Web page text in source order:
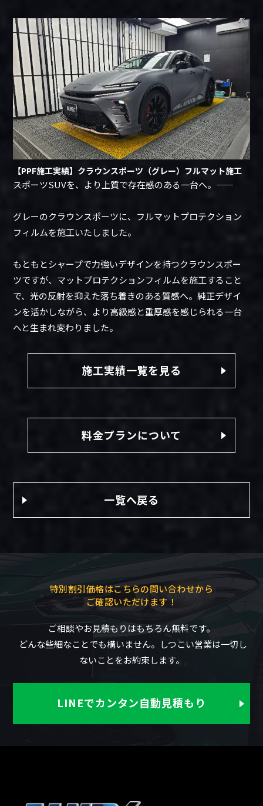
【PPF施工実績】クラウンスポーツ（グレー）フルマット施工
――スポーツSUVを、より上質で存在感のある一台へ。――
グレーのクラウンスポーツに、フルマットプロテクション
フィルムを施工いたしました。
もともとシャープで力強いデザインを持つクラウンスポー
ツですが、マットプロテクションフィルムを施工すること
で、光の反射を抑えた落ち着きのある質感へ。純正デザイ
ンを活かしながら、より高級感と重厚感を感じられる一台
へと生まれ変わりました。
施工実績一覧を見る
料金プランについて
一覧へ戻る
特別割引価格はこちらの問い合わせから
ご確認いただけます！
ご相談やお見積もりはもちろん無料です。
どんな些細なことでも構いません。しつこい営業は一切し
ないことをお約束します。
LINEでカンタン自動見積もり